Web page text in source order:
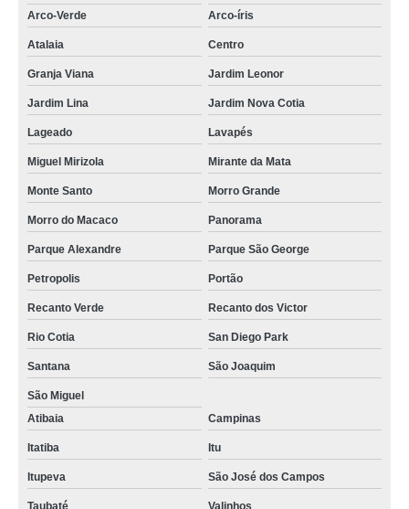
Arco-Verde
Arco-íris
Atalaia Centro
Granja Viana Jardim Leonor
Jardim Lina Jardim Nova Cotia
Lageado Lavapés
Miguel Mirizola Mirante da Mata
Monte Santo Morro Grande
Morro do Macaco Panorama
Parque Alexandre Parque São George
Petropolis Portão
Recanto Verde Recanto dos Victor
Rio Cotia San Diego Park
Santana São Joaquim
São Miguel
Atibaia
Campinas
Itatiba Itu
Itupeva São José dos Campos
Taubaté Valinhos